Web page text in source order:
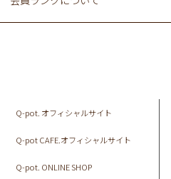
Q-pot. オフィシャルサイト
Q-pot CAFE.オフィシャルサイト
Q-pot. ONLINE SHOP